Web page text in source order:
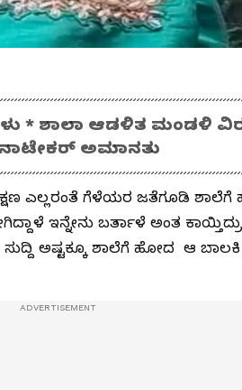
* ಶಾಲಾ ಆಡಳಿತ ಮಂಡಳಿ
ನಾಟೇಕರ್ ಅಮಾನತು
ಎಲ್ಲರಂತೆ ಗೆಳೆಯರ ಜತೆಗೂಡಿ ಶಾಲೆಗೆ
ಇನ್ನೇನು ಬರ್ತಾಳೆ ಅಂತ
ಅಷ್ಟಕ್ಕೂ ಶಾಲೆಗೆ ಹೋದ ಆ ಬಾಲಕಿ